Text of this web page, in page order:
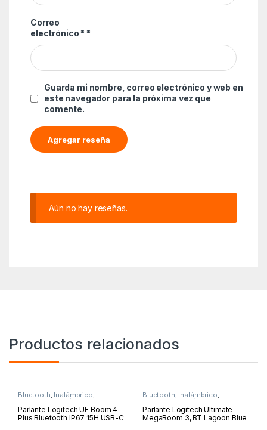
Correo
electrónico * *
Guarda mi nombre, correo electrónico y web en
este navegador para la próxima vez que
comente.
Aún no hay reseñas.
Productos relacionados
Bluetooth, Inalámbrico,
Periféricos y
Accesorios
Parlante Logitech UE Boom 4
Plus Bluetooth IP67 15H USB-C
Bluetooth, Inalámbrico,
Periféricos y
Accesorios
Parlante Logitech Ultimate
MegaBoom 3, BT Lagoon Blue